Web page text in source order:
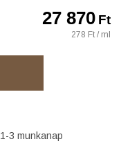
27 870Ft
278 Ft / ml
1-3 munkanap